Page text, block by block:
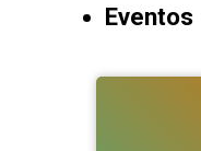
Eventos